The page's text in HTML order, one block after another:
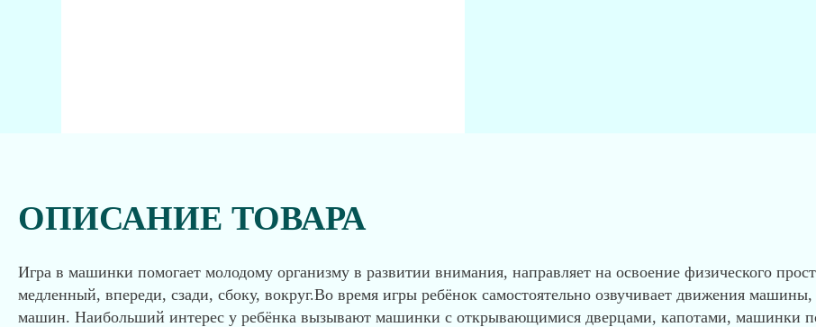
ОПИСАНИЕ ТОВАРА
Игра в машинки помогает молодому организму в развитии внимания, направляет на освоение физического
медленный, впереди, сзади, сбоку, вокруг.Во время игры ребёнок самостоятельно озвучивает движения
машин. Наибольший интерес у ребёнка вызывают машинки с открывающимися дверцами, капотами, машинки